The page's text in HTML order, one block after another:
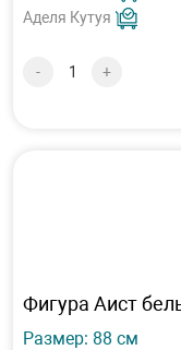
Аделя Кутуя
- +
Фигура Аист
Размер: 88 см